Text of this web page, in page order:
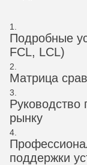
Подробные
FCL, LCL)
Матрица
Руководство
рынку
поддержки